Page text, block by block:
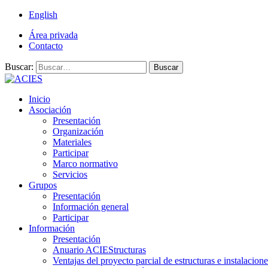
English
Área privada
Contacto
Buscar: Buscar
Inicio
Asociación
Presentación
Organización
Materiales
Participar
Marco normativo
Servicios
Grupos
Presentación
Información general
Participar
Información
Presentación
Anuario ACIEStructuras
Ventajas del proyecto parcial de estructuras e